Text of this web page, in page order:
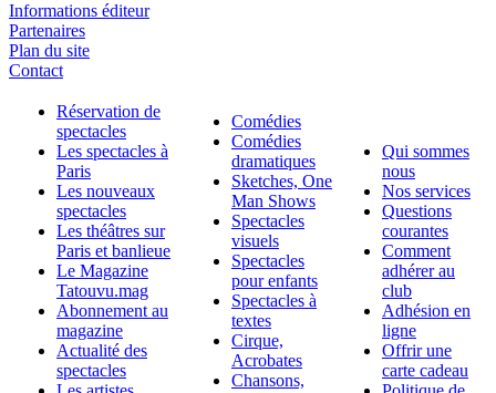
Informations éditeur
Partenaires
Plan du site
Contact
Réservation de
spectacles
Les spectacles à
Paris
Les nouveaux
spectacles
Les théâtres sur
Paris et banlieue
Le Magazine
Tatouvu.mag
Abonnement au
magazine
Actualité des
spectacles
Comédies
Comédies
dramatiques
Sketches, One
Man Shows
Spectacles
visuels
Spectacles
pour enfants
Spectacles à
textes
Cirque,
Acrobates
Chansons,
Qui sommes
nous
Nos services
Questions
courantes
Comment
adhérer au
club
Adhésion en
ligne
Offrir une
carte cadeau